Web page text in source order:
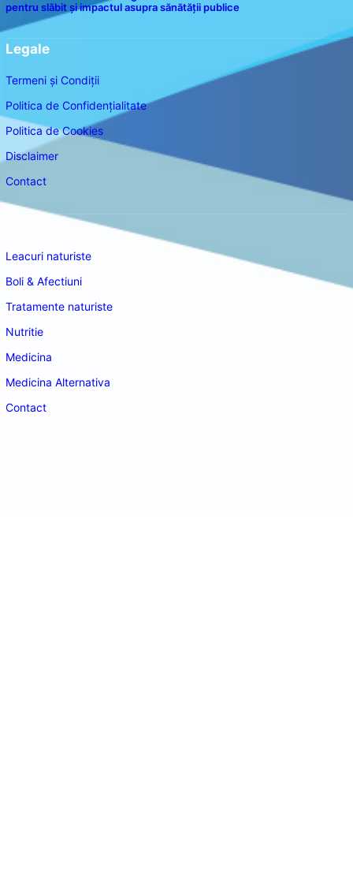
pentru slăbit și impactul asupra sănătății publice
Legale
Termeni și Condiții
Politica de Confidențialitate
Politica de Cookies
Disclaimer
Contact
Leacuri naturiste
Boli & Afectiuni
Tratamente naturiste
Nutritie
Medicina
Medicina Alternativa
Contact